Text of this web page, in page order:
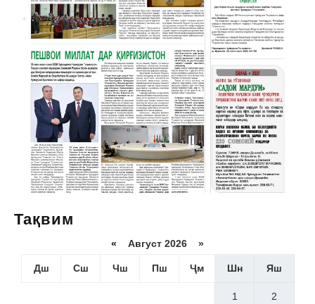
Тақвим
« Август 2026 »
Дш Сш Чш Пш Ҷм Шн Яш
1 2